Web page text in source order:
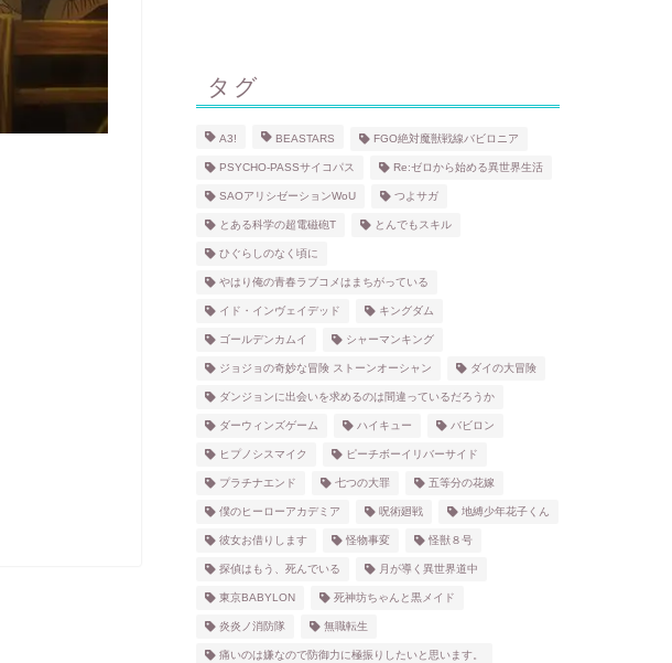
タグ
A3! BEASTARS FGO絶対魔獣戦線バビロニア
PSYCHO-PASSサイコパス Re:ゼロから始める異世界生活
SAOアリシゼーションWoU つよサガ
とある科学の超電磁砲T とんでもスキル
ひぐらしのなく頃に
やはり俺の青春ラブコメはまちがっている
イド・インヴェイデッド キングダム
ゴールデンカムイ シャーマンキング
ジョジョの奇妙な冒険 ストーンオーシャン ダイの大冒険
ダンジョンに出会いを求めるのは間違っているだろうか
ダーウィンズゲーム ハイキュー バビロン
ヒプノシスマイク ピーチボーイリバーサイド
プラチナエンド 七つの大罪 五等分の花嫁
僕のヒーローアカデミア 呪術廻戦 地縛少年花子くん
彼女お借りします 怪物事変 怪獣８号
探偵はもう、死んでいる 月が導く異世界道中
東京BABYLON 死神坊ちゃんと黒メイド
炎炎ノ消防隊 無職転生
痛いのは嫌なので防御力に極振りしたいと思います。